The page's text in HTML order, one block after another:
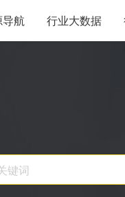
航 行业大数据